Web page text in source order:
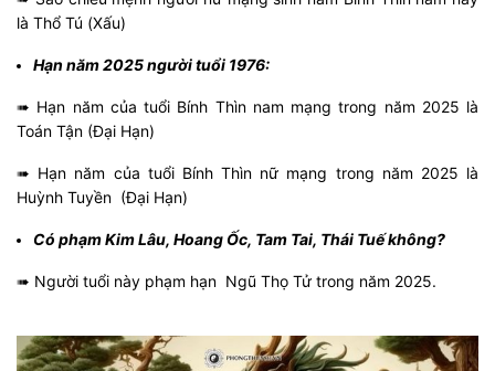
là Thổ Tú (Xấu)
Hạn năm 2025 người tuổi 1976:
➠ Hạn năm của tuổi Bính Thìn nam mạng trong năm 2025 là
Toán Tận (Đại Hạn)
➠ Hạn năm của tuổi Bính Thìn nữ mạng trong năm 2025 là
Huỳnh Tuyền (Đại Hạn)
Có phạm Kim Lâu, Hoang Ốc, Tam Tai, Thái Tuế không?
➠ Người tuổi này phạm hạn Ngũ Thọ Tử trong năm 2025.